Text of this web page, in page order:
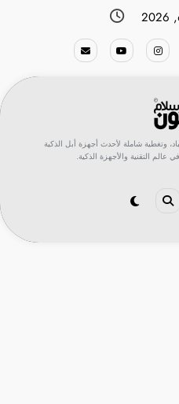
وتغطية شاملة لأحدث أجهزة أبل الذكية
عالم التقنية والأجهزة الذكية.